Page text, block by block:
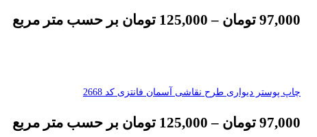
97,000 تومان –
125,000 تومان بر حسب متر مربع
چاپ پوستر دیواری طرح نقاشی آسمان فانتزی کد 2668
97,000 تومان –
125,000 تومان بر حسب متر مربع